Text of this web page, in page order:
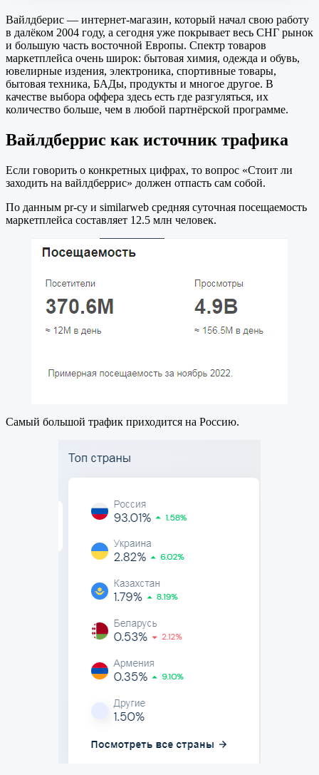
Вайлдберис — интернет-магазин, который начал свою работу
в далёком 2004 году, а сегодня уже покрывает весь СНГ рынок
и большую часть восточной Европы. Спектр товаров
маркетплейса очень широк: бытовая химия, одежда и обувь,
ювелирные издения, электроника, спортивные товары,
бытовая техника, БАДы, продукты и многое другое. В
качестве выбора оффера здесь есть где разгуляться, их
количество больше, чем в любой партнёрской программе.
Вайлдберрис как источник трафика
Если говорить о конкретных цифрах, то вопрос «Стоит ли
заходить на вайлдберрис» должен отпасть сам собой.
По данным pr-cy и similarweb средняя суточная посещаемость
маркетплейса составляет 12.5 млн человек.
Самый большой трафик приходится на Россию.